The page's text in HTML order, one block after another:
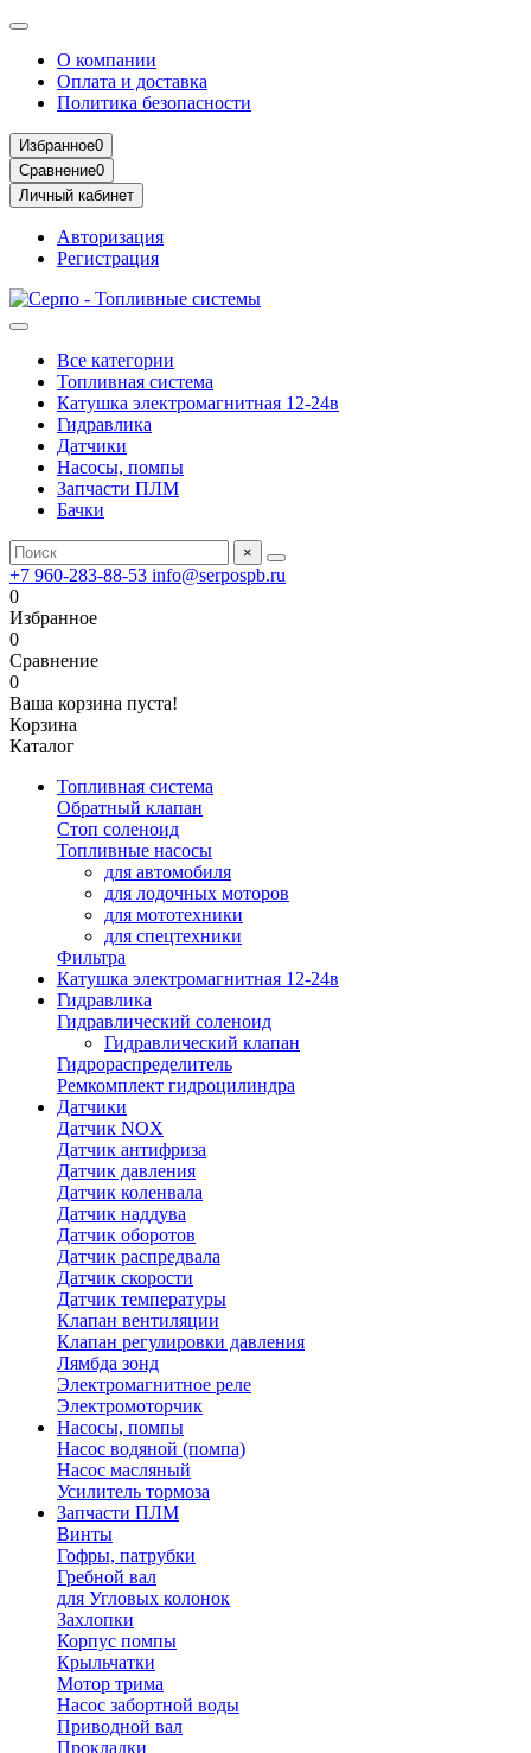
О компании
Оплата и доставка
Политика безопасности
Избранное0
Сравнение0
Личный кабинет
Авторизация
Регистрация
Все категории
Топливная система
Катушка электромагнитная 12-24в
Гидравлика
Датчики
Насосы, помпы
Запчасти ПЛМ
Бачки
×
+7 960-283-88-53 info@serpospb.ru
0
Избранное
0
Сравнение
0
Ваша корзина пуста!
Корзина
Каталог
Топливная система
Обратный клапан
Стоп соленоид
Топливные насосы
для автомобиля
для лодочных моторов
для мототехники
для спецтехники
Фильтра
Катушка электромагнитная 12-24в
Гидравлика
Гидравлический соленоид
Гидравлический клапан
Гидрораспределитель
Ремкомплект гидроцилиндра
Датчики
Датчик NOX
Датчик антифриза
Датчик давления
Датчик коленвала
Датчик наддува
Датчик оборотов
Датчик распредвала
Датчик скорости
Датчик температуры
Клапан вентиляции
Клапан регулировки давления
Лямбда зонд
Электромагнитное реле
Электромоторчик
Насосы, помпы
Насос водяной (помпа)
Насос масляный
Усилитель тормоза
Запчасти ПЛМ
Винты
Гофры, патрубки
Гребной вал
для Угловых колонок
Захлопки
Корпус помпы
Крыльчатки
Мотор трима
Насос забортной воды
Приводной вал
Прокладки